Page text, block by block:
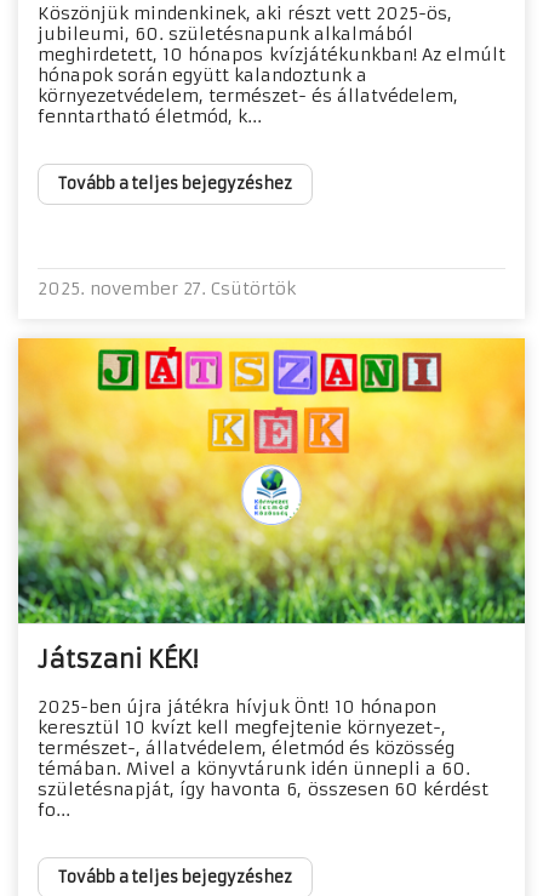
Köszönjük mindenkinek, aki részt vett 2025-ös,
jubileumi, 60. születésnapunk alkalmából
meghirdetett, 10 hónapos kvízjátékunkban! Az elmúlt
hónapok során együtt kalandoztunk a
környezetvédelem, természet- és állatvédelem,
fenntartható életmód, k...
Tovább a teljes bejegyzéshez
2025. november 27. Csütörtök
Játszani KÉK!
2025-ben újra játékra hívjuk Önt! 10 hónapon
keresztül 10 kvízt kell megfejtenie környezet-,
természet-, állatvédelem, életmód és közösség
témában. Mivel a könyvtárunk idén ünnepli a 60.
születésnapját, így havonta 6, összesen 60 kérdést
fo...
Tovább a teljes bejegyzéshez